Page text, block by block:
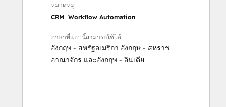
หมวดหมู่
CRM Workflow Automation
ภาษาที่แอปนี้สามารถใช้ได้
อังกฤษ - สหรัฐอเมริกา อังกฤษ - สหราช
อาณาจักร และอังกฤษ - อินเดีย